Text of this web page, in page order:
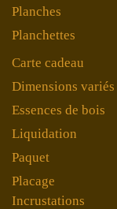
Planches
Planchettes
Carte cadeau
Dimensions variés
Essences de bois
Liquidation
Paquet
Placage
Incrustations